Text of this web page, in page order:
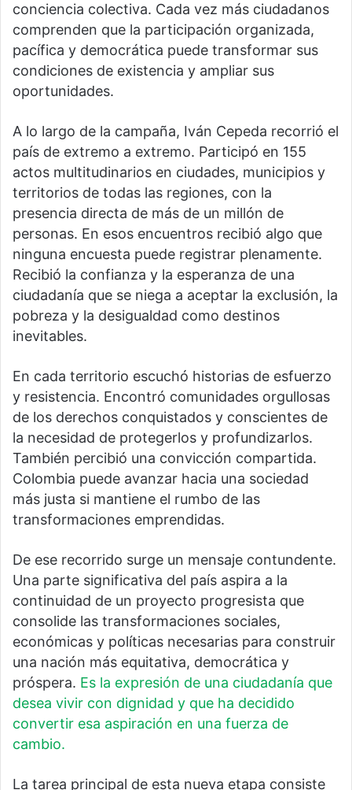
conciencia colectiva. Cada vez más ciudadanos
comprenden que la participación organizada,
pacífica y democrática puede transformar sus
condiciones de existencia y ampliar sus
oportunidades.
A lo largo de la campaña, Iván Cepeda recorrió el
país de extremo a extremo. Participó en 155
actos multitudinarios en ciudades, municipios y
territorios de todas las regiones, con la
presencia directa de más de un millón de
personas. En esos encuentros recibió algo que
ninguna encuesta puede registrar plenamente.
Recibió la confianza y la esperanza de una
ciudadanía que se niega a aceptar la exclusión, la
pobreza y la desigualdad como destinos
inevitables.
En cada territorio escuchó historias de esfuerzo
y resistencia. Encontró comunidades orgullosas
de los derechos conquistados y conscientes de
la necesidad de protegerlos y profundizarlos.
También percibió una convicción compartida.
Colombia puede avanzar hacia una sociedad
más justa si mantiene el rumbo de las
transformaciones emprendidas.
De ese recorrido surge un mensaje contundente.
Una parte significativa del país aspira a la
continuidad de un proyecto progresista que
consolide las transformaciones sociales,
económicas y políticas necesarias para construir
una nación más equitativa, democrática y
próspera. Es la expresión de una ciudadanía que
desea vivir con dignidad y que ha decidido
convertir esa aspiración en una fuerza de
cambio.
La tarea principal de esta nueva etapa consiste